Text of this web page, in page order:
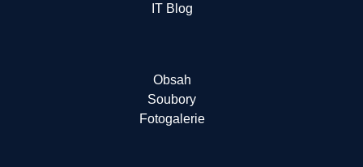
IT Blog
Obsah
Soubory
Fotogalerie